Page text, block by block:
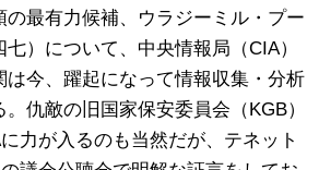
の最有力候補、ウラジーミル・プー
）について、中央情報局（CIA）
は今、躍起になって情報収集・分析
仇敵の旧国家保安委員会（KGB）
力が入るのも当然だが、テネット